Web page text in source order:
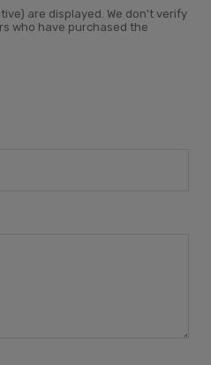
are displayed. We don't verify
who have purchased the